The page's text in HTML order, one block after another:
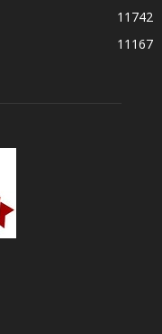
11742
11167